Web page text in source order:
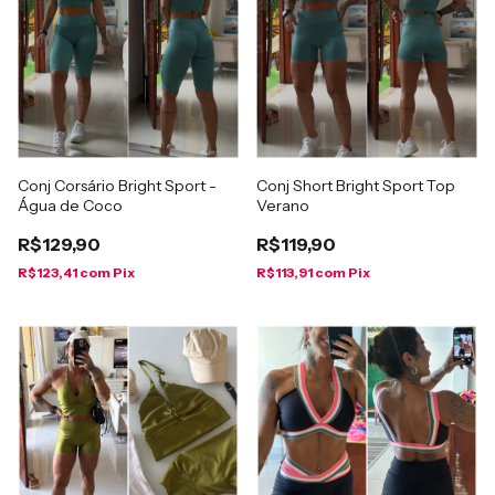
Conj Corsário Bright Sport -
Água de Coco
R$129,90
R$123,41 com Pix
Conj Short Bright Sport Top
Verano
R$119,90
R$113,91 com Pix